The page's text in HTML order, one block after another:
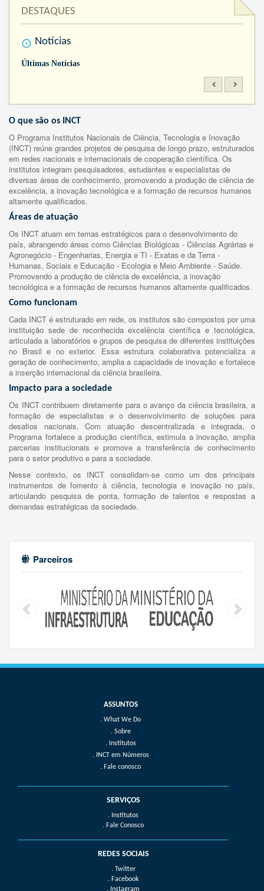
DESTAQUES
Notícias
Últimas Notícias
O que são os INCT
O Programa Institutos Nacionais de Ciência, Tecnologia e Inovação
(INCT) reúne grandes projetos de pesquisa de longo prazo, estruturados
em redes nacionais e internacionais de cooperação científica. Os
institutos integram pesquisadores, estudantes e especialistas de
diversas áreas de conhecimento, promovendo a produção de ciência de
excelência, a inovação tecnológica e a formação de recursos humanos
altamente qualificados.
Áreas de atuação
Os INCT atuam em temas estratégicos para o desenvolvimento do
país, abrangendo áreas como Ciências Biológicas - Ciências Agrárias e
Agronegócio - Engenharias, Energia e TI - Exatas e da Terra -
Humanas, Sociais e Educação - Ecologia e Meio Ambiente - Saúde.
Promovendo a produção de ciência de excelência, a inovação
tecnológica e a formação de recursos humanos altamente qualificados.
Como funcionam
Cada INCT é estruturado em rede, os institutos são compostos por uma
instituição sede de reconhecida excelência científica e tecnológica,
articulada a laboratórios e grupos de pesquisa de diferentes instituições
no Brasil e no exterior. Essa estrutura colaborativa potencializa a
geração de conhecimento, amplia a capacidade de inovação e fortalece
a inserção internacional da ciência brasileira.
Impacto para a sociedade
Os INCT contribuem diretamente para o avanço da ciência brasileira, a
formação de especialistas e o desenvolvimento de soluções para
desafios nacionais. Com atuação descentralizada e integrada, o
Programa fortalece a produção científica, estimula a inovação, amplia
parcerias institucionais e promove a transferência de conhecimento
para o setor produtivo e para a sociedade.
Nesse contexto, os INCT consolidam-se como um dos principais
instrumentos de fomento à ciência, tecnologia e inovação no país,
articulando pesquisa de ponta, formação de talentos e respostas a
demandas estratégicas da sociedade.
Parceiros
What We Do
Sobre
Institutos
INCT em Números
Fale conosco
SERVIÇOS
. Institutos
. Fale Conosco
REDES SOCIAIS
. Twitter
. Facebook
. Instagram